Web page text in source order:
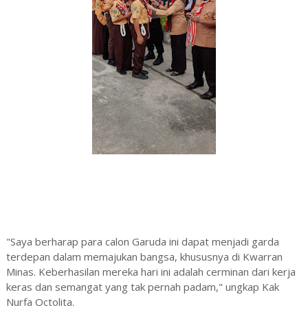
"Saya berharap para calon Garuda ini dapat menjadi garda
terdepan dalam memajukan bangsa, khususnya di Kwarran
Minas. Keberhasilan mereka hari ini adalah cerminan dari kerja
keras dan semangat yang tak pernah padam," ungkap Kak
Nurfa Octolita.